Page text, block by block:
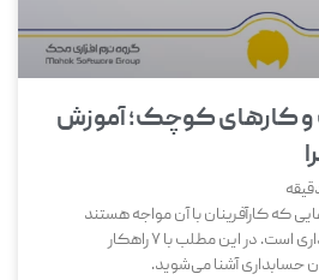
کارهای کوچک؛ آموزش
که کارآفرینان با آن مواجه هستند
مدیریت مالی و امور حسابداری است. در این مطلب با 7 راهکار
حسابداری آشنا می‌شوید.